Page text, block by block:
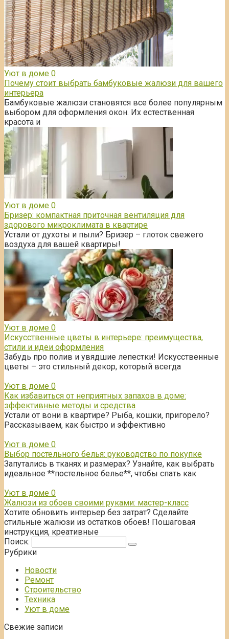
Уют в доме 0
Почему стоит выбрать бамбуковые жалюзи для вашего
интерьера
Бамбуковые жалюзи становятся все более популярным
выбором для оформления окон. Их естественная
красота и
Уют в доме 0
Бризер: компактная приточная вентиляция для
здорового микроклимата в квартире
Устали от духоты и пыли? Бризер – глоток свежего
воздуха для вашей квартиры!
Уют в доме 0
Искусственные цветы в интерьере: преимущества,
стили и идеи оформления
Забудь про полив и увядшие лепестки! Искусственные
цветы – это стильный декор, который всегда
Уют в доме 0
Как избавиться от неприятных запахов в доме:
эффективные методы и средства
Устали от вони в квартире? Рыба, кошки, пригорело?
Рассказываем, как быстро и эффективно
Уют в доме 0
Выбор постельного белья: руководство по покупке
Запутались в тканях и размерах? Узнайте, как выбрать
идеальное **постельное белье**, чтобы спать как
Уют в доме 0
Жалюзи из обоев своими руками: мастер-класс
Хотите обновить интерьер без затрат? Сделайте
стильные жалюзи из остатков обоев! Пошаговая
инструкция, креативные
Поиск:
Рубрики
Новости
Ремонт
Строительство
Техника
Уют в доме
Свежие записи